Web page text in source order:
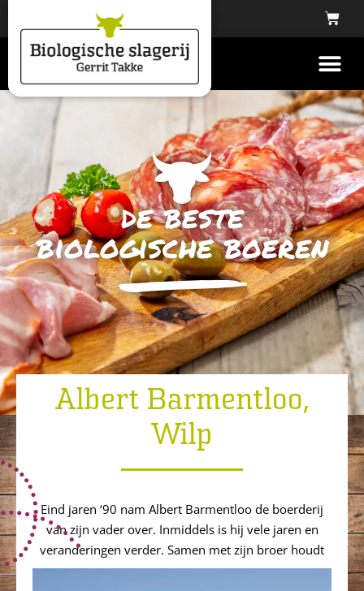
de beste
biologische boeren
Albert Barmentloo,
Wilp
Eind jaren ‘90 nam Albert Barmentloo de boerderij
van zijn vader over. Inmiddels is hij vele jaren en
veranderingen verder. Samen met zijn broer houdt
hij 150 biologische zeugen in het Gelderse Wilp.